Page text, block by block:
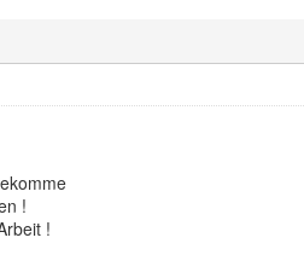
!
!